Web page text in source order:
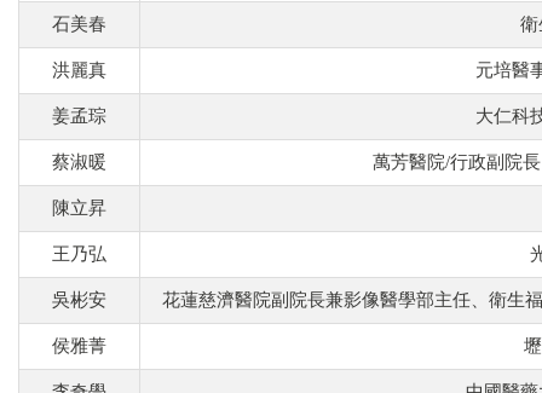
石美春 衛
洪麗真 元培醫
姜孟琮 大仁科
蔡淑暖 萬芳醫院/行政副院
陳立昇
王乃弘
吳彬安 花蓮慈濟醫院副院長兼影像醫學部主任、衛生
侯雅菁